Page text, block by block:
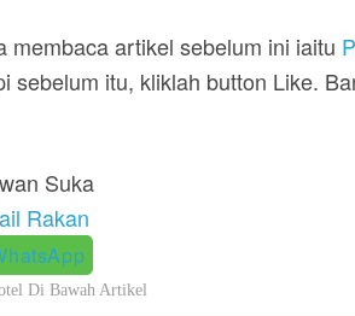
membaca artikel sebelum ini iaitu
sebelum itu, kliklah button Like.
Suka
Rakan
Di Bawah Artikel